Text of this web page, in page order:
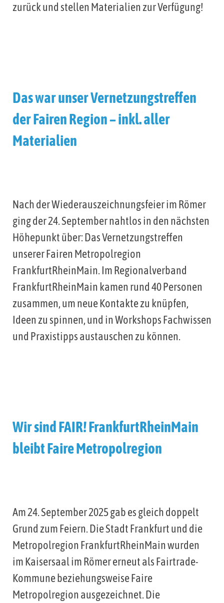
zurück und stellen Materialien zur Verfügung!
Das war unser Vernetzungstreffen
der Fairen Region – inkl. aller
Materialien
Nach der Wiederauszeichnungsfeier im Römer
ging der 24. September nahtlos in den nächsten
Höhepunkt über: Das Vernetzungstreffen
unserer Fairen Metropolregion
FrankfurtRheinMain. Im Regionalverband
FrankfurtRheinMain kamen rund 40 Personen
zusammen, um neue Kontakte zu knüpfen,
Ideen zu spinnen, und in Workshops Fachwissen
und Praxistipps austauschen zu können.
Wir sind FAIR! FrankfurtRheinMain
bleibt Faire Metropolregion
Am 24. September 2025 gab es gleich doppelt
Grund zum Feiern. Die Stadt Frankfurt und die
Metropolregion FrankfurtRheinMain wurden
im Kaisersaal im Römer erneut als Fairtrade-
Kommune beziehungsweise Faire
Metropolregion ausgezeichnet. Die